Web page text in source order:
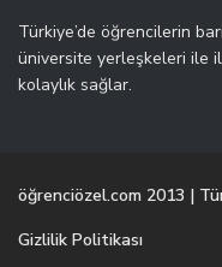
Türkiye’de öğrencilerin
üniversite yerleşkeleri ile
kolaylık sağlar.
öğrenciözel.com 2013 |
Gizlilik Politikası